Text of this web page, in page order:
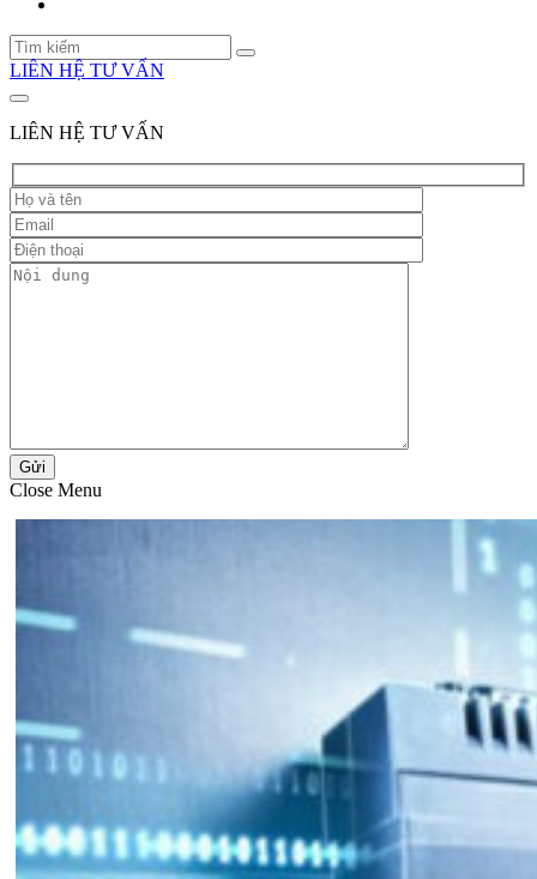
LIÊN HỆ TƯ VẤN
LIÊN HỆ TƯ VẤN
Gửi
Close Menu